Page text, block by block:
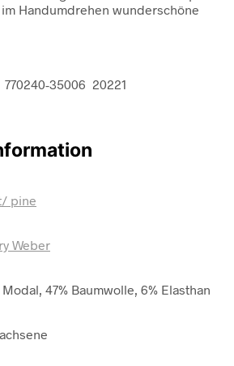
Handumdrehen wunderschöne
770240-35006 20221
pine
Weber
Modal, 47% Baumwolle, 6% Elasthan